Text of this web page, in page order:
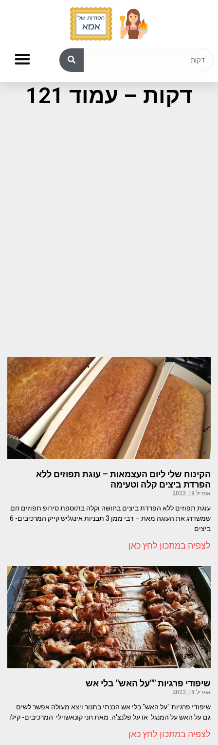
תוצאות חיפוש עבור:
דקות – עמוד 121
הקינוח שלי ליום העצמאות – עוגת תפוזים ללא
הפרדת ביצים קלה וטעימה
אפריל 18, 2023
עוגת תפוזים ללא הפרדת ביצים בחושה וקלה בתוספת סירופ תפוזים חם
שמשדרג את העוגה מאת – דבי ממן 3 תבניות אינגליש קייק המרכיבים- 6
ביצים
לצפיה במתכון לחץ כאן
שיפודי פרגיות ""על האש" בלי אש
אפריל 18, 2023
שיפודי פרגיות "על האש" בלי אש הכנתי בתנור ויצא מעולה אפשר לשים
גם על האש על המנגל או על פלנצ'ה. מאת חני קונאשוילי המרכיבים- קילו
לצפיה במתכון לחץ כאן